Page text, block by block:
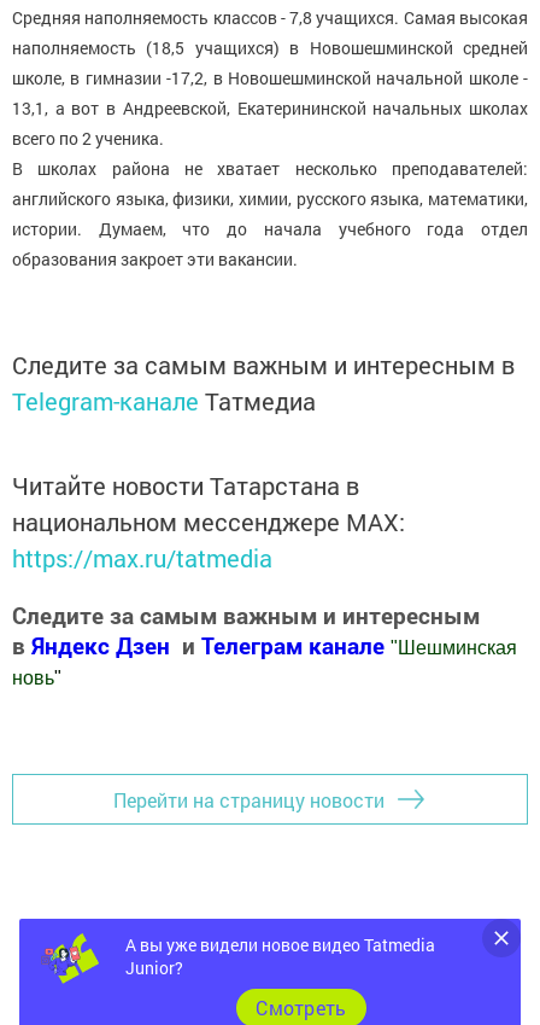
Средняя наполняемость классов - 7,8 учащихся. Самая высокая
наполняемость (18,5 учащихся) в Новошешминской средней
школе, в гимназии -17,2, в Новошешминской начальной школе -
13,1, а вот в Андреевской, Екатерининской начальных школах
всего по 2 ученика.
В школах района не хватает несколько преподавателей:
английского языка, физики, химии, русского языка, математики,
истории. Думаем, что до начала учебного года отдел
образования закроет эти вакансии.
Следите за самым важным и интересным в
Telegram-канале Татмедиа
Читайте новости Татарстана в
национальном мессенджере MАХ:
https://max.ru/tatmedia
Следите за самым важным и интересным
в Яндекс Дзен и Телеграм канале " Шешминская
новь"
Перейти на страницу новости
А вы уже видели новое видео Tatmedia
Junior?
Cмотреть